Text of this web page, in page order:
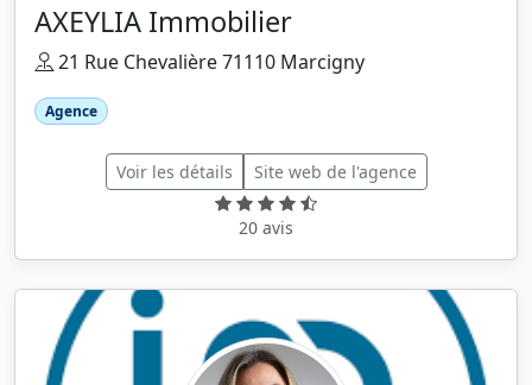
AXEYLIA Immobilier
21 Rue Chevalière 71110 Marcigny
Agence
Voir les détails Site web de l'agence
20 avis